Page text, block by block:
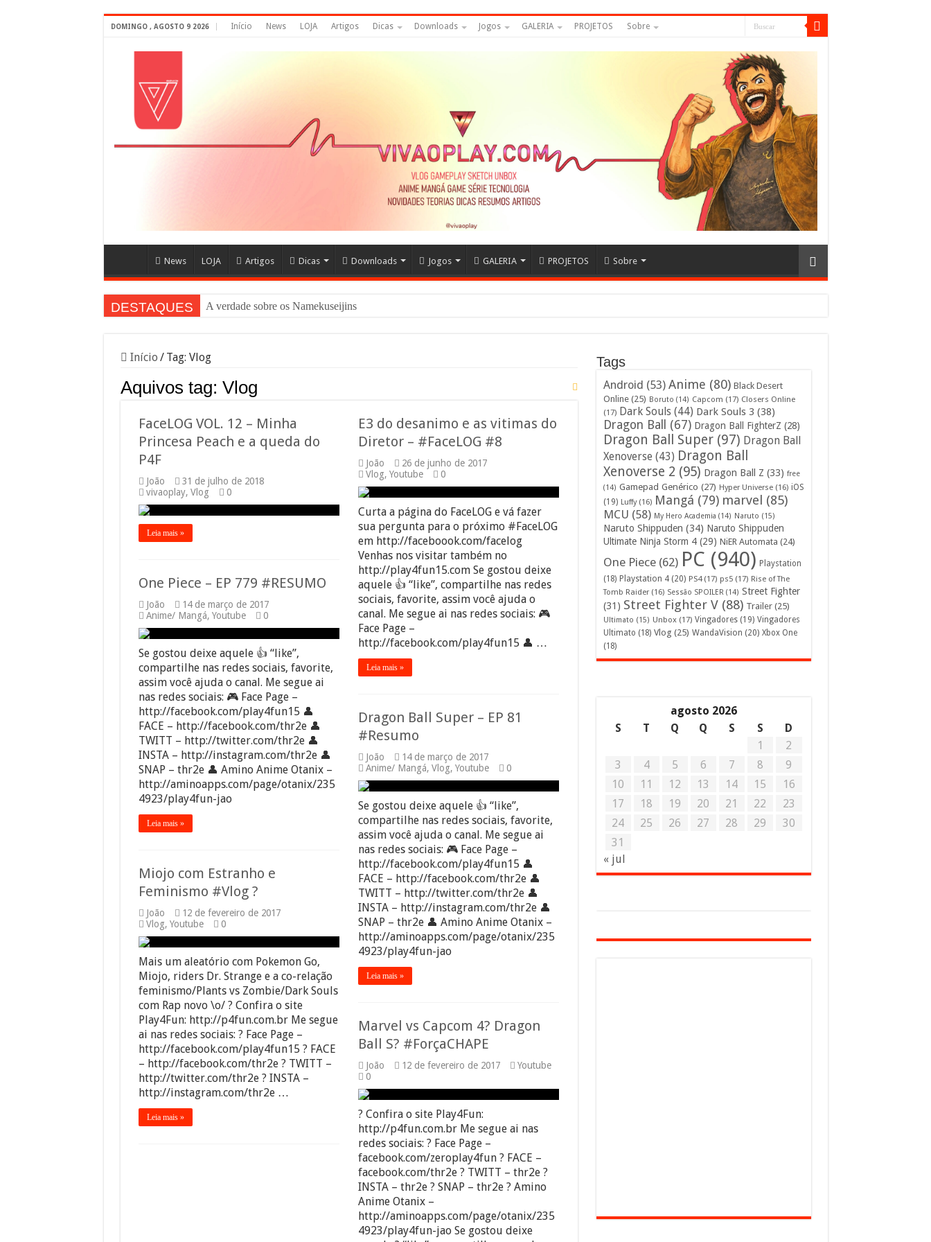
DOMINGO , AGOSTO 9 2026 Início News LOJA Artigos Dicas Downloads Jogos GALERIA PROJETOS Sobre
News LOJA Artigos Dicas Downloads Jogos GALERIA PROJETOS Sobre
DESTAQUES A verdade sobre os Namekuseijins – DRAGON BALL
Início / Tag: Vlog
Aquivos tag: Vlog
FaceLOG VOL. 12 – Minha
Princesa Peach e a queda do
P4F
João
31 de julho de 2018
vivaoplay, Vlog 0
Leia mais »
E3 do desanimo e as vitimas do
Diretor – #FaceLOG #8
João
26 de junho de 2017
Vlog, Youtube 0
Curta a página do FaceLOG e vá fazer
sua pergunta para o próximo #FaceLOG
em http://faceboook.com/facelog
Venhas nos visitar também no
http://play4fun15.com Se gostou deixe
aquele 👍 “like”, compartilhe nas redes
sociais, favorite, assim você ajuda o
canal. Me segue ai nas redes sociais: 🎮
Face Page –
http://facebook.com/play4fun15 👤 …
Leia mais »
One Piece – EP 779 #RESUMO
João
14 de março de 2017
Anime/ Mangá, Youtube 0
Se gostou deixe aquele 👍 “like”,
compartilhe nas redes sociais, favorite,
assim você ajuda o canal. Me segue ai
nas redes sociais: 🎮 Face Page –
http://facebook.com/play4fun15 👤
FACE – http://facebook.com/thr2e 👤
TWITT – http://twitter.com/thr2e 👤
INSTA – http://instagram.com/thr2e 👤
SNAP – thr2e 👤 Amino Anime Otanix –
http://aminoapps.com/page/otanix/235
4923/play4fun-jao
Leia mais »
Dragon Ball Super – EP 81
#Resumo
João
14 de março de 2017
Anime/ Mangá, Vlog, Youtube 0
Se gostou deixe aquele 👍 “like”,
compartilhe nas redes sociais, favorite,
assim você ajuda o canal. Me segue ai
nas redes sociais: 🎮 Face Page –
http://facebook.com/play4fun15 👤
FACE – http://facebook.com/thr2e 👤
TWITT – http://twitter.com/thr2e 👤
INSTA – http://instagram.com/thr2e 👤
SNAP – thr2e 👤 Amino Anime Otanix –
http://aminoapps.com/page/otanix/235
4923/play4fun-jao
Leia mais »
Miojo com Estranho e
Feminismo #Vlog ?
João
12 de fevereiro de 2017
Vlog, Youtube 0
Mais um aleatório com Pokemon Go,
Miojo, riders Dr. Strange e a co-relação
feminismo/Plants vs Zombie/Dark Souls
com Rap novo \o/ ? Confira o site
Play4Fun: http://p4fun.com.br Me segue
ai nas redes sociais: ? Face Page –
http://facebook.com/play4fun15 ? FACE
– http://facebook.com/thr2e ? TWITT –
http://twitter.com/thr2e ? INSTA –
http://instagram.com/thr2e …
Leia mais »
Marvel vs Capcom 4? Dragon
Ball S? #ForçaCHAPE
João 12 de fevereiro de 2017
Youtube
0
? Confira o site Play4Fun:
http://p4fun.com.br Me segue ai nas
redes sociais: ? Face Page –
facebook.com/zeroplay4fun ? FACE –
facebook.com/thr2e ? TWITT – thr2e ?
INSTA – thr2e ? SNAP – thr2e ? Amino
Anime Otanix –
http://aminoapps.com/page/otanix/235
4923/play4fun-jao Se gostou deixe
Tags
Android (53) Anime (80) Black Desert
Online(25) Boruto (14) Capcom (17) Closers Online
(17) Dark Souls(44) Dark Souls 3 (38)
Dragon Ball (67) Dragon Ball FighterZ (28)
Dragon Ball Super(97) Dragon Ball
Xenoverse (43) Dragon Ball
Xenoverse 2 (95) Dragon Ball Z (33) free
(14) Gamepad Genérico (27) Hyper Universe(16) iOS
(19) Luffy(16) Mangá (79) marvel (85)
MCU (58) My Hero Academia (14) Naruto (15)
Naruto Shippuden (34) Naruto Shippuden
Ultimate Ninja Storm 4(29) NiER Automata (24)
One Piece(62) PC (940) Playstation
(18) Playstation 4(20) PS4(17) ps5(17) Rise of The
Tomb Raider(16) Sessão SPOILER(14) Street Fighter
(31) Street Fighter V(88) Trailer(25)
Ultimato (15) Unbox(17) Vingadores(19) Vingadores
Ultimato (18) Vlog (25) WandaVision (20) Xbox One
(18)
agosto 2026
S
T Q Q S S
D
1
2
3
4 5 6 7 8
9
10
11 12 13 14 15
16
17
18 19 20 21 22
23
24
25 26 27 28 29
30
31
« jul